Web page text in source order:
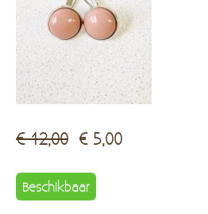
€ 12,00 € 5,00
Beschikbaar